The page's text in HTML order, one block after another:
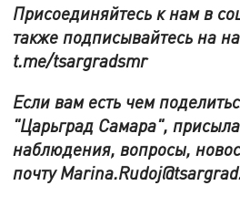
Присоединяйтесь к нам в
также подписывайтесь на
t.me/tsargradsmr
Если вам есть чем
"Царьград Самара",
наблюдения, вопросы,
почту